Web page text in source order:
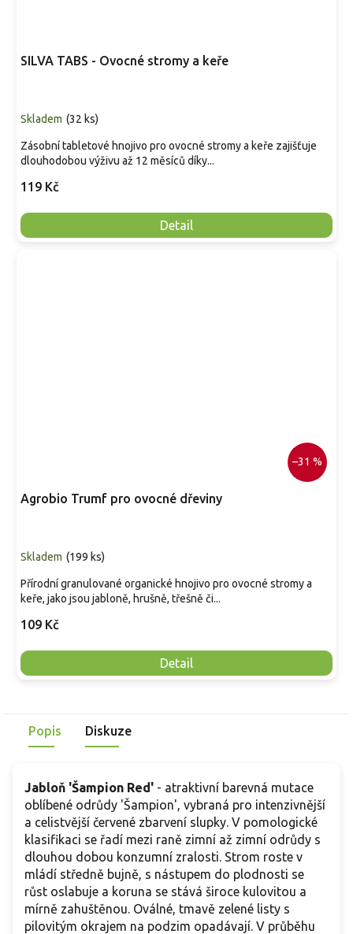
SILVA TABS - Ovocné stromy a keře
Skladem (32 ks)
119 Kč
Detail
Zásobní tabletové hnojivo pro ovocné stromy a keře zajišťuje
dlouhodobou výživu až 12 měsíců díky...
–31 %
Agrobio Trumf pro ovocné dřeviny
Skladem (199 ks)
109 Kč
Detail
Přírodní granulované organické hnojivo pro ovocné stromy a
keře, jako jsou jabloně, hrušně, třešně či...
Popis Diskuze
Jabloň 'Šampion Red' - atraktivní barevná mutace
oblíbené odrůdy 'Šampion', vybraná pro intenzivnější
a celistvější červené zbarvení slupky. V pomologické
klasifikaci se řadí mezi raně zimní až zimní odrůdy s
dlouhou dobou konzumní zralosti. Strom roste v
mládí středně bujně, s nástupem do plodnosti se
růst oslabuje a koruna se stává široce kulovitou a
mírně zahuštěnou. Oválné, tmavě zelené listy s
pilovitým okrajem na podzim opadávají. V průběhu